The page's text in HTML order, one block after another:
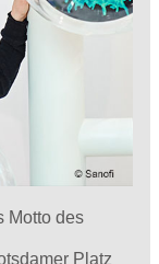
Motto des
Platz